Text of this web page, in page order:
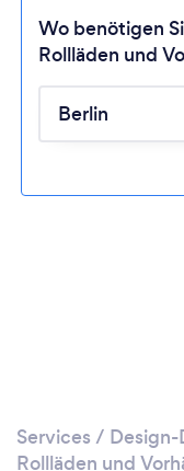
Wo benötigen
Rollläden und
Services /
Rollläden und